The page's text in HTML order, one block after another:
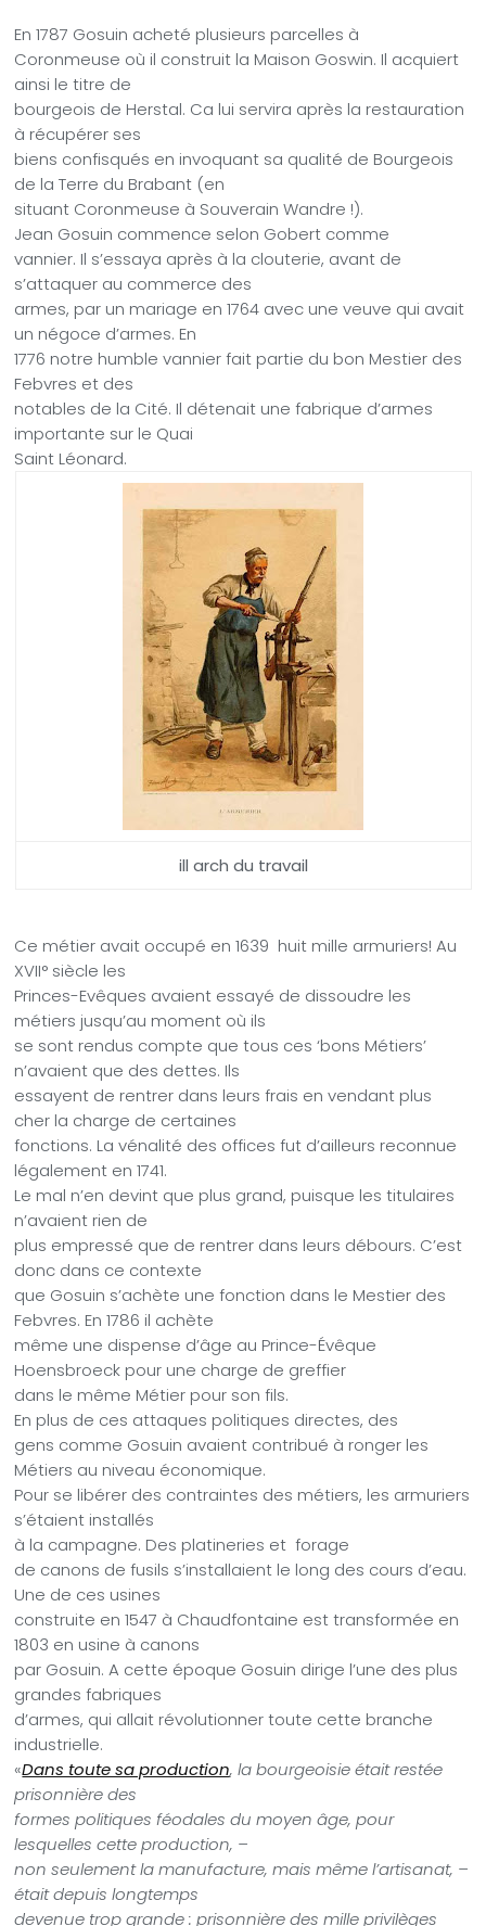
En 1787 Gosuin acheté plusieurs parcelles à
Coronmeuse où il construit la Maison Goswin. Il acquiert
ainsi le titre de
bourgeois de Herstal. Ca lui servira après la restauration
à récupérer ses
biens confisqués en invoquant sa qualité de Bourgeois
de la Terre du Brabant (en
situant Coronmeuse à Souverain Wandre !).
Jean Gosuin commence selon Gobert comme
vannier. Il s’essaya après à la clouterie, avant de
s’attaquer au commerce des
armes, par un mariage en 1764 avec une veuve qui avait
un négoce d’armes. En
1776 notre humble vannier fait partie du bon Mestier des
Febvres et des
notables de la Cité. Il détenait une fabrique d’armes
importante sur le Quai
Saint Léonard.
ill arch du travail
Ce métier avait occupé en 1639 huit mille armuriers! Au
XVII° siècle les
Princes-Evêques avaient essayé de dissoudre les
métiers jusqu’au moment où ils
se sont rendus compte que tous ces ‘bons Métiers’
n’avaient que des dettes. Ils
essayent de rentrer dans leurs frais en vendant plus
cher la charge de certaines
fonctions. La vénalité des offices fut d’ailleurs reconnue
légalement en 1741.
Le mal n’en devint que plus grand, puisque les titulaires
n’avaient rien de
plus empressé que de rentrer dans leurs débours. C’est
donc dans ce contexte
que Gosuin s’achète une fonction dans le Mestier des
Febvres. En 1786 il achète
même une dispense d’âge au Prince-Évêque
Hoensbroeck pour une charge de greffier
dans le même Métier pour son fils.
En plus de ces attaques politiques directes, des
gens comme Gosuin avaient contribué à ronger les
Métiers au niveau économique.
Pour se libérer des contraintes des métiers, les armuriers
s’étaient installés
à la campagne. Des platineries et forage
de canons de fusils s’installaient le long des cours d’eau.
Une de ces usines
construite en 1547 à Chaudfontaine est transformée en
1803 en usine à canons
par Gosuin. A cette époque Gosuin dirige l’une des plus
grandes fabriques
d’armes, qui allait révolutionner toute cette branche
industrielle.
«Dans toute sa production, la bourgeoisie était restée
prisonnière des
formes politiques féodales du moyen âge, pour
lesquelles cette production, –
non seulement la manufacture, mais même l’artisanat, –
était depuis longtemps
devenue trop grande : prisonnière des mille privilèges